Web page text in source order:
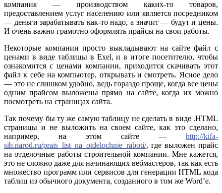
компания — производством каких-то товаров,
предоставлением услуг населению или является посредником
— деньги зарабатывать как-то надо, а значит — будут и цены.
И очень важно грамотно оформлять прайсы на свои работы.
Некоторые компании просто выкладывают на сайте файл с
ценами в виде таблицы в Exel, и в итоге посетителю, чтобы
ознакомится с ценами компании, приходится скачивать этот
файл к себе на компьютер, открывать и смотреть. Ясное дело
— это не слишком удобно, ведь гораздо проще, когда все цены
одним прайсом выложены прямо на сайте, когда их можно
посмотреть на страницах сайта.
Так почему бы ту же самую таблицу не сделать в виде .HTML
страницы и не выложить на своем сайте, как это сделано,
например, на этом сайте — http://kifa-
sib.narod.ru/prais_list_na_otdelochnie_raboti/, где выложен прайс
на отделочные работы строительной компании. Мне кажется,
это не сложно даже для начинающих вебмастеров, так как есть
множество программ или сервисов для генерации HTML кода
таблиц из обычного документа, созданного в том же Word’е.